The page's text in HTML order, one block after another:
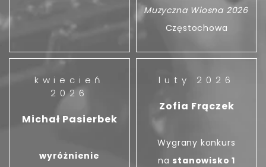
Muzyczna Wiosna 2026
Częstochowa
kwiecień
2026
Michał Pasierbek
wyróżnienie
luty 2026
Zofia Frączek
Wygrany konkurs
na stanowisko 1